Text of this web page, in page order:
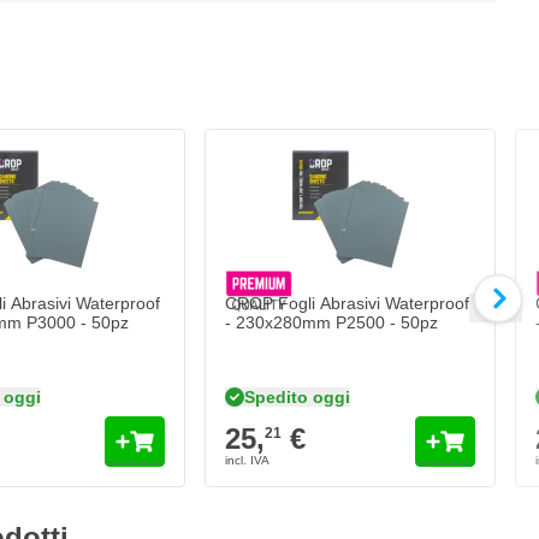
Abrasivi Waterproof
P3000 - 50pz
oggi
CROP Fogli Abrasivi Waterproof
- 230x280mm P2500 - 50pz
Spedito oggi
25,21 €